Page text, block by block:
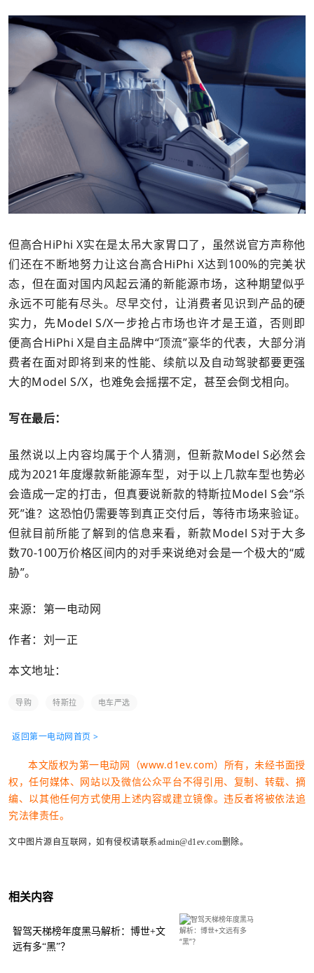
但高合HiPhi X实在是太吊大家胃口了，虽然说官方声称他
们还在不断地努力让这台高合HiPhi X达到100%的完美状
态，但在面对国内风起云涌的新能源市场，这种期望似乎
永远不可能有尽头。尽早交付，让消费者见识到产品的硬
实力，先Model S/X一步抢占市场也许才是王道，否则即
便高合HiPhi X是自主品牌中“顶流”豪华的代表，大部分消
费者在面对即将到来的性能、续航以及自动驾驶都要更强
大的Model S/X，也难免会摇摆不定，甚至会倒戈相向。
写在最后：
虽然说以上内容均属于个人猜测，但新款Model S必然会
成为2021年度爆款新能源车型，对于以上几款车型也势必
会造成一定的打击，但真要说新款的特斯拉Model S会“杀
死”谁？这恐怕仍需要等到真正交付后，等待市场来验证。
但就目前所能了解到的信息来看，新款Model S对于大多
数70-100万价格区间内的对手来说绝对会是一个极大的“威
胁”。
来源：第一电动网
作者：刘一正
本文地址：
导购 特斯拉 电车严选
返回第一电动网首页 >
本文版权为第一电动网（www.d1ev.com）所有，未经书面授
权，任何媒体、网站以及微信公众平台不得引用、复制、转载、摘
编、以其他任何方式使用上述内容或建立镜像。违反者将被依法追
究法律责任。
文中图片源自互联网，如有侵权请联系admin@d1ev.com删除。
相关内容
智驾天梯榜年度黑马解析：博世+文
远有多“黑”？